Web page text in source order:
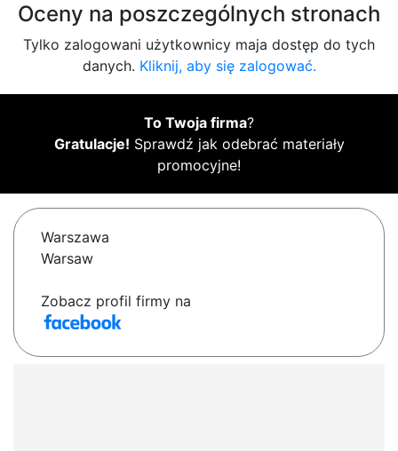
Oceny na poszczególnych stronach
Tylko zalogowani użytkownicy maja dostęp do tych
danych. Kliknij, aby się zalogować.
To Twoja firma?
Gratulacje! Sprawdź jak odebrać materiały
promocyjne!
Warszawa
Warsaw
Zobacz profil firmy na